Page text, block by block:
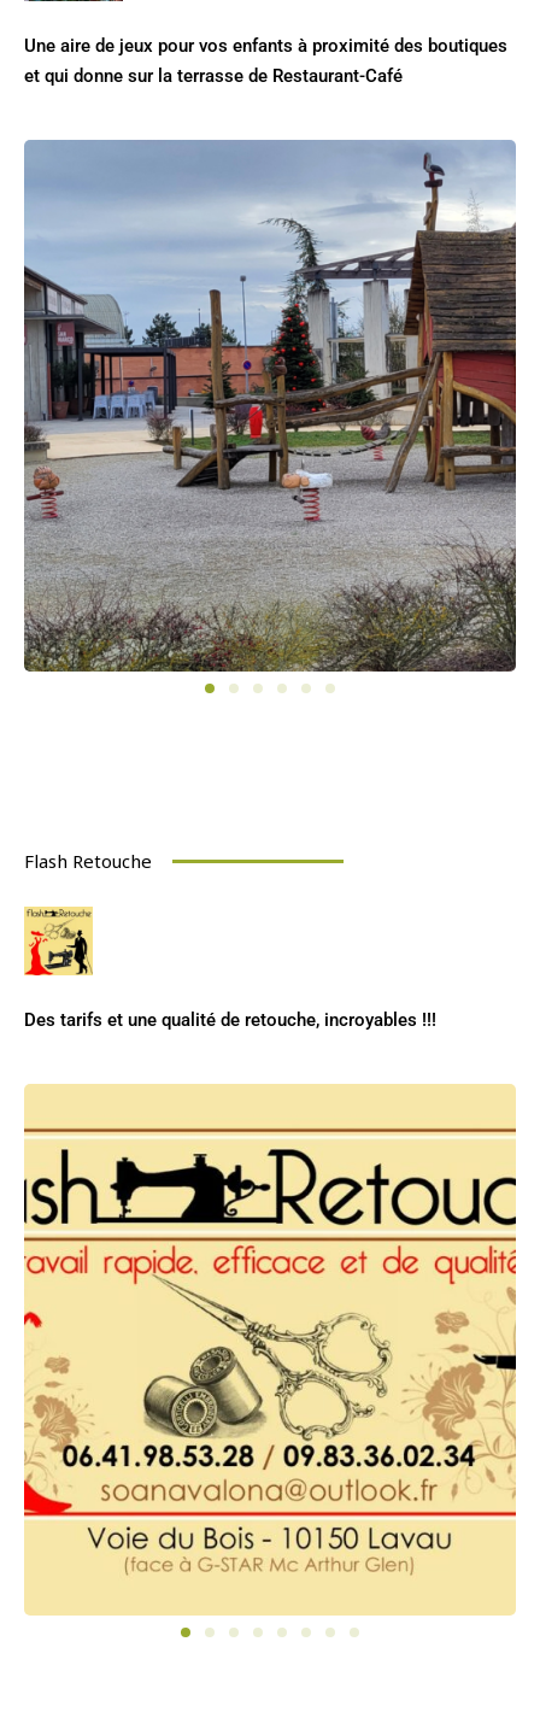
Une aire de jeux pour vos enfants à proximité des boutiques
et qui donne sur la terrasse de Restaurant-Café
Flash Retouche
Des tarifs et une qualité de retouche, incroyables !!!